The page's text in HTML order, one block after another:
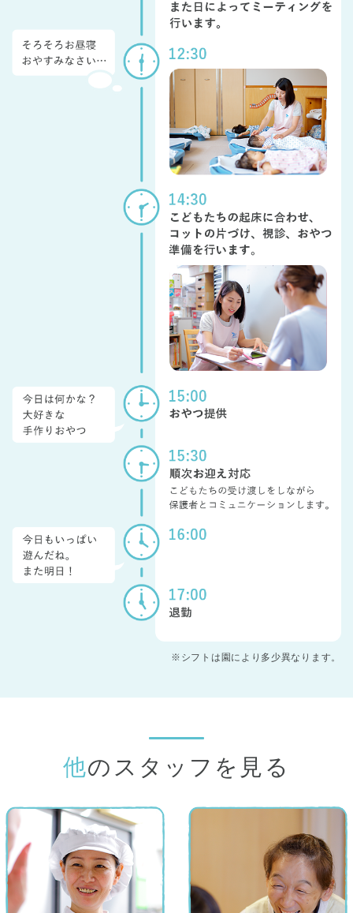
※シフトは園により多少異なります。
他のスタッフを見る